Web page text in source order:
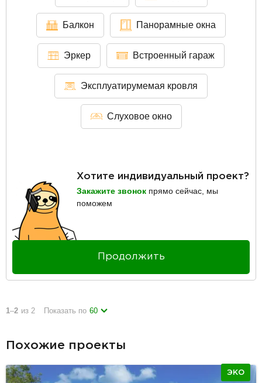
Балкон Панорамные окна
Эркер Встроенный гараж
Эксплуатирумемая кровля
Слуховое окно
Хотите индивидуальный проект?
Закажите звонок прямо сейчас, мы
поможем
Продолжить
1–2 из 2 Показать по 60
Похожие проекты
ЭКО